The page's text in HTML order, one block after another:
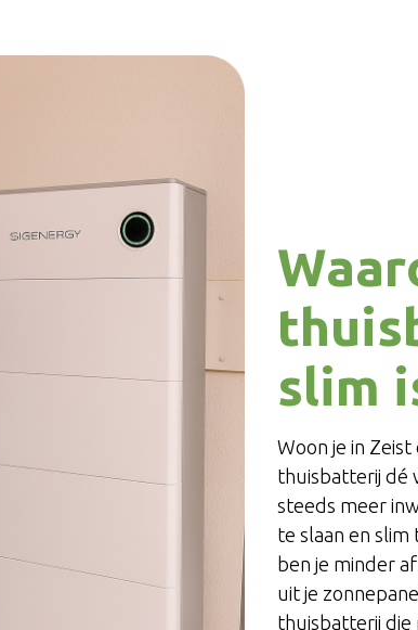
slim
Woon je in Zeist
thuisbatterij dé
steeds meer
te slaan en
ben je minder
uit je
thuisbatterij die